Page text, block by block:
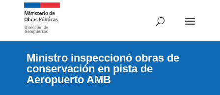
Ministro inspeccionó obras de
conservación en pista de
Aeropuerto AMB